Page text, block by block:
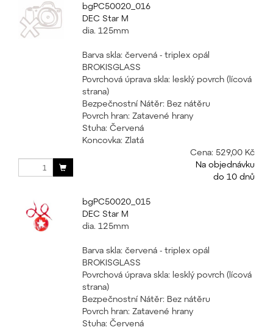
bgPC50020_016
DEC Star M
dia. 125mm
Barva skla: červená - triplex opál
BROKISGLASS
Povrchová úprava skla: lesklý povrch (lícová
strana)
Bezpečnostní Nátěr: Bez nátěru
Povrch hran: Zatavené hrany
Stuha: Červená
Koncovka: Zlatá
Cena: 529,00 Kč
Na objednávku
do 10 dnů
bgPC50020_015
DEC Star M
dia. 125mm
Barva skla: červená - triplex opál
BROKISGLASS
Povrchová úprava skla: lesklý povrch (lícová
strana)
Bezpečnostní Nátěr: Bez nátěru
Povrch hran: Zatavené hrany
Stuha: Červená